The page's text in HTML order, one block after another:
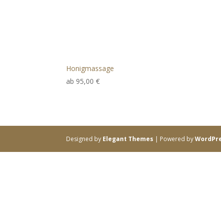
Honigmassage
ab 95,00€
Designed by Elegant Themes | Powered by